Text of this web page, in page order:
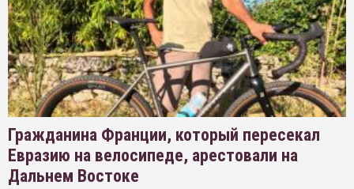
Гражданина Франции, который пересекал
Евразию на велосипеде, арестовали на
Дальнем Востоке